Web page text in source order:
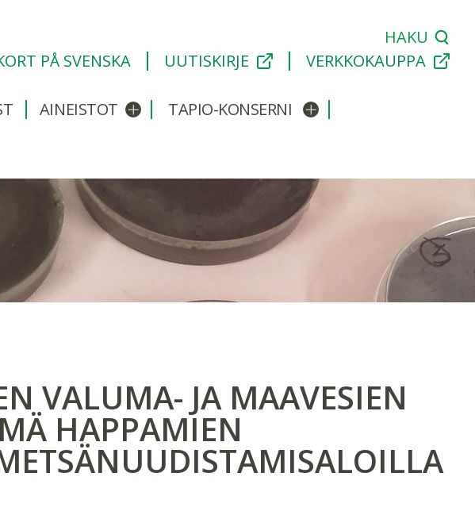
HAKU
PÅ SVENSKA UUTISKIRJE VERKKOKAUPPA
AINEISTOT Avaa/sulje alavalikko
TAPIO-KONSERNI Avaa/sulje alavalikko
VALUMA- JA MAAVESIEN
HAPPAMIEN